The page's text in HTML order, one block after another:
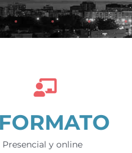
FORMATO
Presencial y online